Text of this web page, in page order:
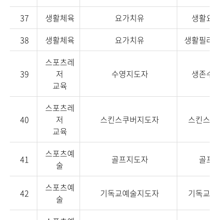
37
생활체육 요가치유
생활요
38
생활체육 요가치유 생활필라
39
스포츠레
저
교육
수영지도자 생존수
40
스포츠레
저
교육
스킨스쿠버지도자 스킨스
41
스포츠예
술
골프지도자 골프
42
스포츠예
술
기독교예술지도자 기독교